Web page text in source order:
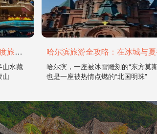
山水为骨，红韵作魂：临沂深度旅游攻略
山水藏
山
哈尔滨，一座被冰雪雕刻的“东方莫斯
也是一座被热情点燃的“北国明珠”